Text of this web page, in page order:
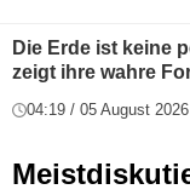
Die Erde ist keine
zeigt ihre wahre
04:19 / 05 August 2026